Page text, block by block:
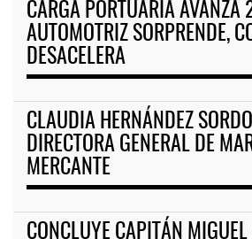
CARGA PORTUARIA AVANZA
AUTOMOTRIZ SORPRENDE,
DESACELERA
CLAUDIA HERNÁNDEZ
DIRECTORA GENERAL DE
MERCANTE
CONCLUYE CAPITÁN